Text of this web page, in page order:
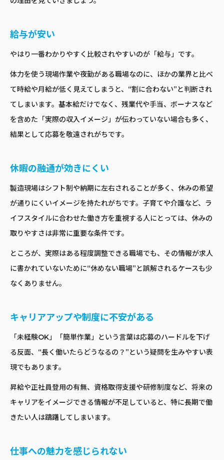
給与が安い
やはり一番わかりやすく比較されやすいのが「給与」です。
体力を使う現場作業や夜勤がある職場なのに、ほかの業界と比べ
て時給や月給が低く見えてしまうと、“割に合わない”と判断され
てしまいます。基本給だけでなく、残業代や手当、ボーナスなど
を含めた「実際の収入イメージ」が伝わっていない場合も多く、
結果として応募を敬遠されがちです。
休暇の融通が効きにくい
製造現場はシフト制や納期に左右されることが多く、休みの希望
が通りにくいイメージを持たれがちです。子育てや介護など、ラ
イフスタイルに合わせた働き方を重視する人にとっては、休みの
取りやすさは非常に重要な条件です。
ところが、実際はある程度調整できる職場でも、その情報が求人
に書かれていないために“休めない職場”と誤解されるケースも少
なくありません。
キャリアアップや制度に不安がある
「未経験OK」「簡単作業」という言葉は応募のハードルを下げ
る反面、“長く働いたらどうなるの？”という疑問を生みやすい表
現でもあります。
昇給や正社員登用の有無、資格取得支援や研修制度など、将来の
キャリアをイメージできる情報が不足していると、特に長期で働
きたい人は躊躇してしまいます。
仕事への魅力を感じられない